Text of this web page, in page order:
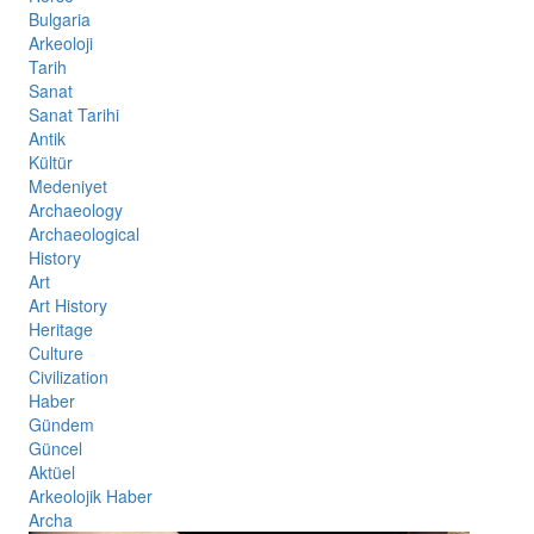
Bulgaria
Arkeoloji
Tarih
Sanat
Sanat Tarihi
Antik
Kültür
Medeniyet
Archaeology
Archaeological
History
Art
Art History
Heritage
Culture
Civilization
Haber
Gündem
Güncel
Aktüel
Arkeolojik Haber
Archa